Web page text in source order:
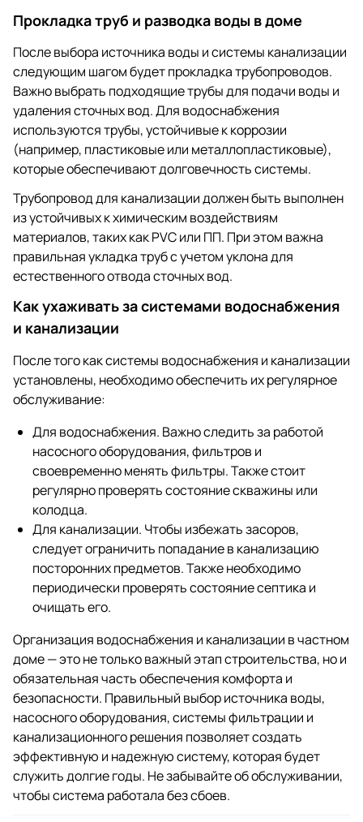
Прокладка труб и разводка воды в доме
После выбора источника воды и системы канализации
следующим шагом будет прокладка трубопроводов.
Важно выбрать подходящие трубы для подачи воды и
удаления сточных вод. Для водоснабжения
используются трубы, устойчивые к коррозии
(например, пластиковые или металлопластиковые),
которые обеспечивают долговечность системы.
Трубопровод для канализации должен быть выполнен
из устойчивых к химическим воздействиям
материалов, таких как PVC или ПП. При этом важна
правильная укладка труб с учетом уклона для
естественного отвода сточных вод.
Как ухаживать за системами водоснабжения
и канализации
После того как системы водоснабжения и канализации
установлены, необходимо обеспечить их регулярное
обслуживание:
Для водоснабжения. Важно следить за работой
насосного оборудования, фильтров и
своевременно менять фильтры. Также стоит
регулярно проверять состояние скважины или
колодца.
Для канализации. Чтобы избежать засоров,
следует ограничить попадание в канализацию
посторонних предметов. Также необходимо
периодически проверять состояние септика и
очищать его.
Организация водоснабжения и канализации в частном
доме — это не только важный этап строительства, но и
обязательная часть обеспечения комфорта и
безопасности. Правильный выбор источника воды,
насосного оборудования, системы фильтрации и
канализационного решения позволяет создать
эффективную и надежную систему, которая будет
служить долгие годы. Не забывайте об обслуживании,
чтобы система работала без сбоев.